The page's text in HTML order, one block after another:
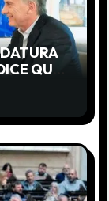
QUE